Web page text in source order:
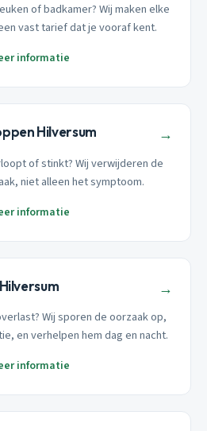
of badkamer? Wij maken elke
vast tarief dat je vooraf kent.
informatie
Hilversum →
of stinkt? Wij verwijderen de
niet alleen het symptoom.
informatie
→
Wij sporen de oorzaak op,
en verhelpen hem dag en nacht.
informatie